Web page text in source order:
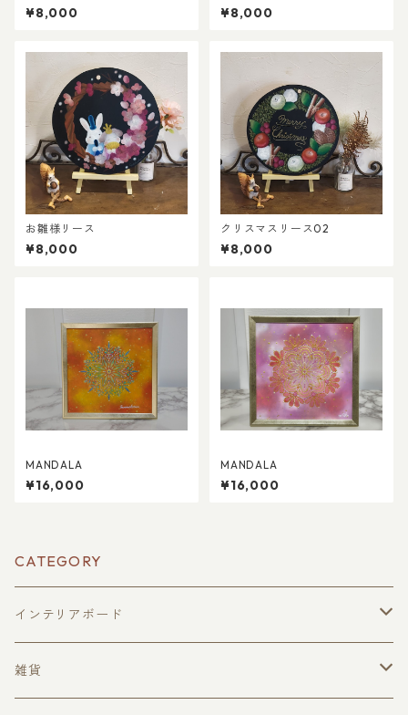
¥8,000 ¥8,000
お雛様リース
¥8,000
クリスマスリース02
¥8,000
MANDALA
¥16,000
MANDALA
¥16,000
CATEGORY
インテリアボード
絵馬型
雑貨